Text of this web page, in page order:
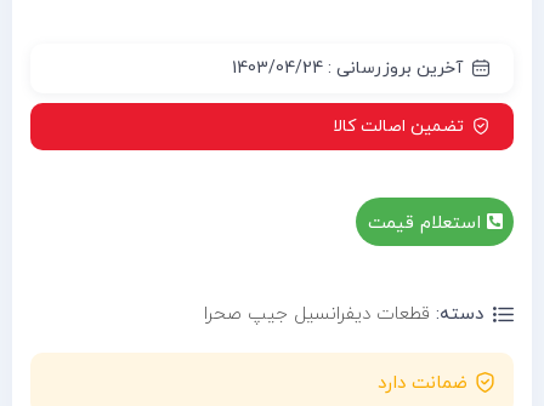
آخرین بروزرسانی : 1403/04/24
تضمین اصالت کالا
استعلام قیمت
دسته: قطعات دیفرانسیل جیپ صحرا
ضمانت دارد